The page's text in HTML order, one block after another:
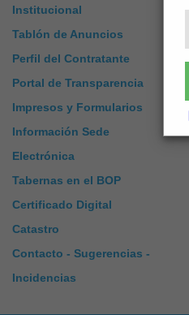
Institucional
Tablón de Anuncios
Perfil del Contratante
Portal de Transparencia
Impresos y Formularios
Información Sede
Electrónica
Tabernas en el BOP
Certificado Digital
Catastro
Contacto - Sugerencias -
Incidencias